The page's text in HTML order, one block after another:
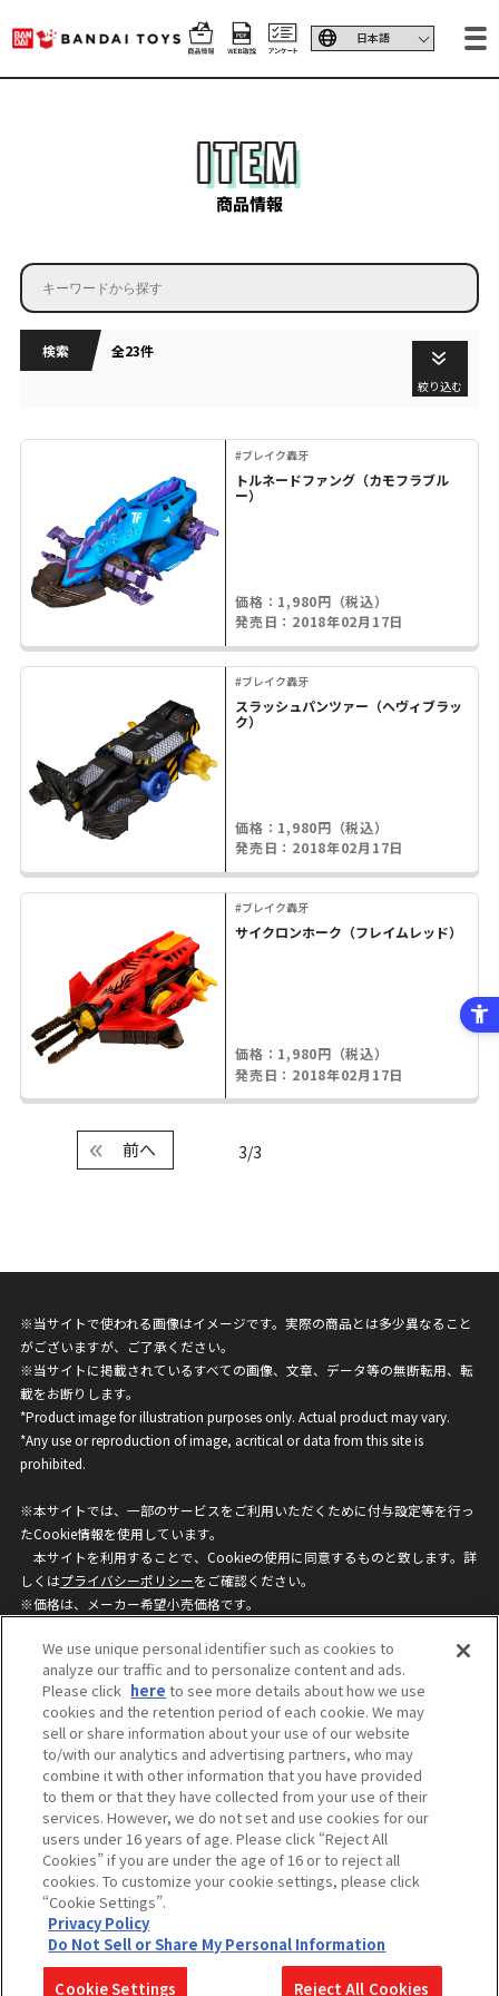
ITEM
商品情報
検索 全23件
絞り込む
#ブレイク轟牙
トルネードファング（カモフラブル
ー）
価格：1,980円（税込）
発売日：2018年02月17日
#ブレイク轟牙
スラッシュパンツァー（ヘヴィブラッ
ク）
価格：1,980円（税込）
発売日：2018年02月17日
#ブレイク轟牙
サイクロンホーク（フレイムレッド）
価格：1,980円（税込）
発売日：2018年02月17日
3/3
前へ
※当サイトで使われる画像はイメージです。実際の商品とは多少異なること
がございますが、ご了承ください。
※当サイトに掲載されているすべての画像、文章、データ等の無断転用、転
載をお断りします。
*Product image for illustration purposes only. Actual product may vary.
*Any use or reproduction of image, acritical or data from this site is
prohibited.
※本サイトでは、一部のサービスをご利用いただくために付与設定等を行っ
たCookie情報を使用しています。
本サイトを利用することで、Cookieの使用に同意するものと致します。詳
しくはプライバシーポリシーをご確認ください。
※価格は、メーカー希望小売価格です。
ざいますのでご了承ください。
privacypolicy
Do Not Sell or Share My
Personal Information
ウェブサイトご利用条件
ソーシャルメディアポリシー
個人情報保護方針
お問い合わせ
©BANDAI
コピーライト一覧を表示する
We use unique personal identifier such as cookies to
analyze our traffic and to personalize content and ads.
Please click here to see more details about how we use
cookies and the retention period of each cookie. We may
sell or share information about your use of our website
to/with our analytics and advertising partners, who may
combine it with other information that you have provided
to them or that they have collected from your use of their
services. However, we do not set and use cookies for our
users under 16 years of age. Please click “Reject All
Cookies” if you are under the age of 16 or to reject all
cookies. To customize your cookie settings, please click
“Cookie Settings”.
Privacy Policy
Do Not Sell or Share My Personal Information
Cookie Settings Reject All Cookies